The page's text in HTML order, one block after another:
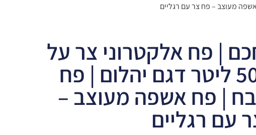
מעוצב – פח צר עם רגליים
| פח אלקטרוני צר על
רגל 50 ליטר דגם יהלום | פח
| פח אשפה מעוצב –
עם רגליים